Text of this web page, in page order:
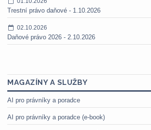
Trestní právo daňové - 1.10.2026
02.10.2026
Daňové právo 2026 - 2.10.2026
MAGAZÍNY A SLUŽBY
AI pro právníky a poradce
AI pro právníky a poradce (e-book)